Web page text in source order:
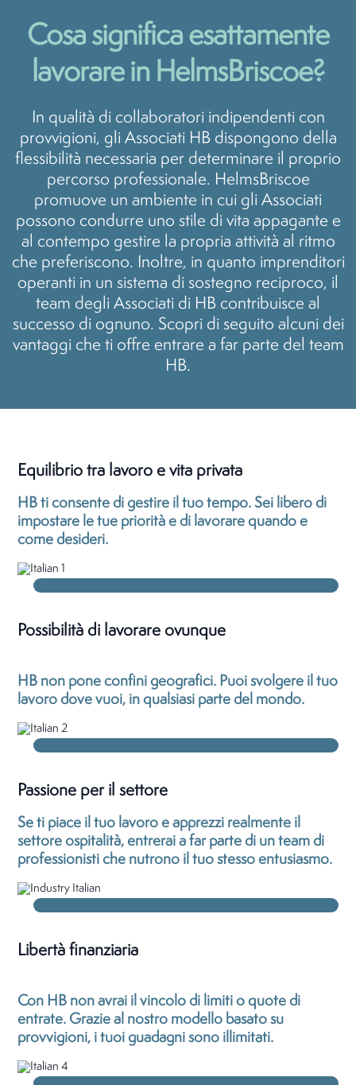
Cosa significa esattamente
lavorare in HelmsBriscoe?
In qualità di collaboratori indipendenti con
provvigioni, gli Associati HB dispongono della
flessibilità necessaria per determinare il proprio
percorso professionale. HelmsBriscoe
promuove un ambiente in cui gli Associati
possono condurre uno stile di vita appagante e
al contempo gestire la propria attività al ritmo
che preferiscono. Inoltre, in quanto imprenditori
operanti in un sistema di sostegno reciproco, il
team degli Associati di HB contribuisce al
successo di ognuno. Scopri di seguito alcuni dei
vantaggi che ti offre entrare a far parte del team
HB.
Equilibrio tra lavoro e vita privata
HB ti consente di gestire il tuo tempo. Sei libero di
impostare le tue priorità e di lavorare quando e
come desideri.
Possibilità di lavorare ovunque
HB non pone confini geografici. Puoi svolgere il tuo
lavoro dove vuoi, in qualsiasi parte del mondo.
Passione per il settore
Se ti piace il tuo lavoro e apprezzi realmente il
settore ospitalità, entrerai a far parte di un team di
professionisti che nutrono il tuo stesso entusiasmo.
Libertà finanziaria
Con HB non avrai il vincolo di limiti o quote di
entrate. Grazie al nostro modello basato su
provvigioni, i tuoi guadagni sono illimitati.